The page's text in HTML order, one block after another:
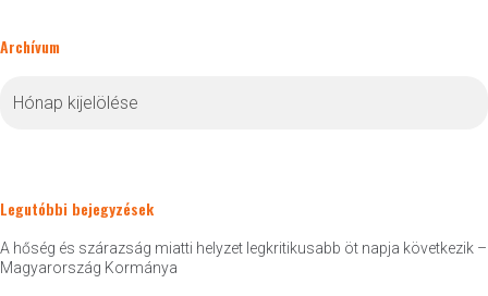
Archívum
Legutóbbi bejegyzések
A hőség és szárazság miatti helyzet legkritikusabb öt napja következik –
Magyarország Kormánya